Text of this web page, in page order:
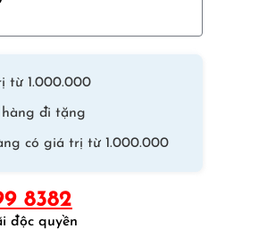
từ 1.000.000
đi tặng
có giá trị từ 1.000.000
8382
độc quyền